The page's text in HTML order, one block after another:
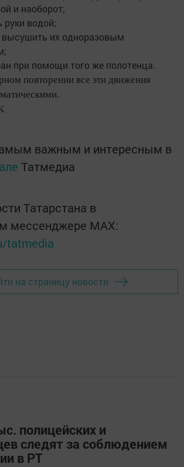
и наоборот;
руки водой;
их одноразовым
при помощи того же полотенца.
повторении все эти движения
важным и интересным в
Татмедиа
Татарстана в
мессенджере MАХ:
tatmedia
на страницу новости
полицейских и
следят за соблюдением
в РТ